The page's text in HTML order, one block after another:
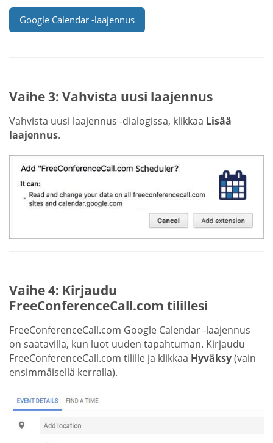
Google Calendar -laajennus
Vaihe 3: Vahvista uusi laajennus
Vahvista uusi laajennus -dialogissa, klikkaa Lisää
laajennus.
Vaihe 4: Kirjaudu
FreeConferenceCall.com tilillesi
FreeConferenceCall.com Google Calendar -laajennus
on saatavilla, kun luot uuden tapahtuman. Kirjaudu
FreeConferenceCall.com tilille ja klikkaa Hyväksy(vain
ensimmäisellä kerralla).